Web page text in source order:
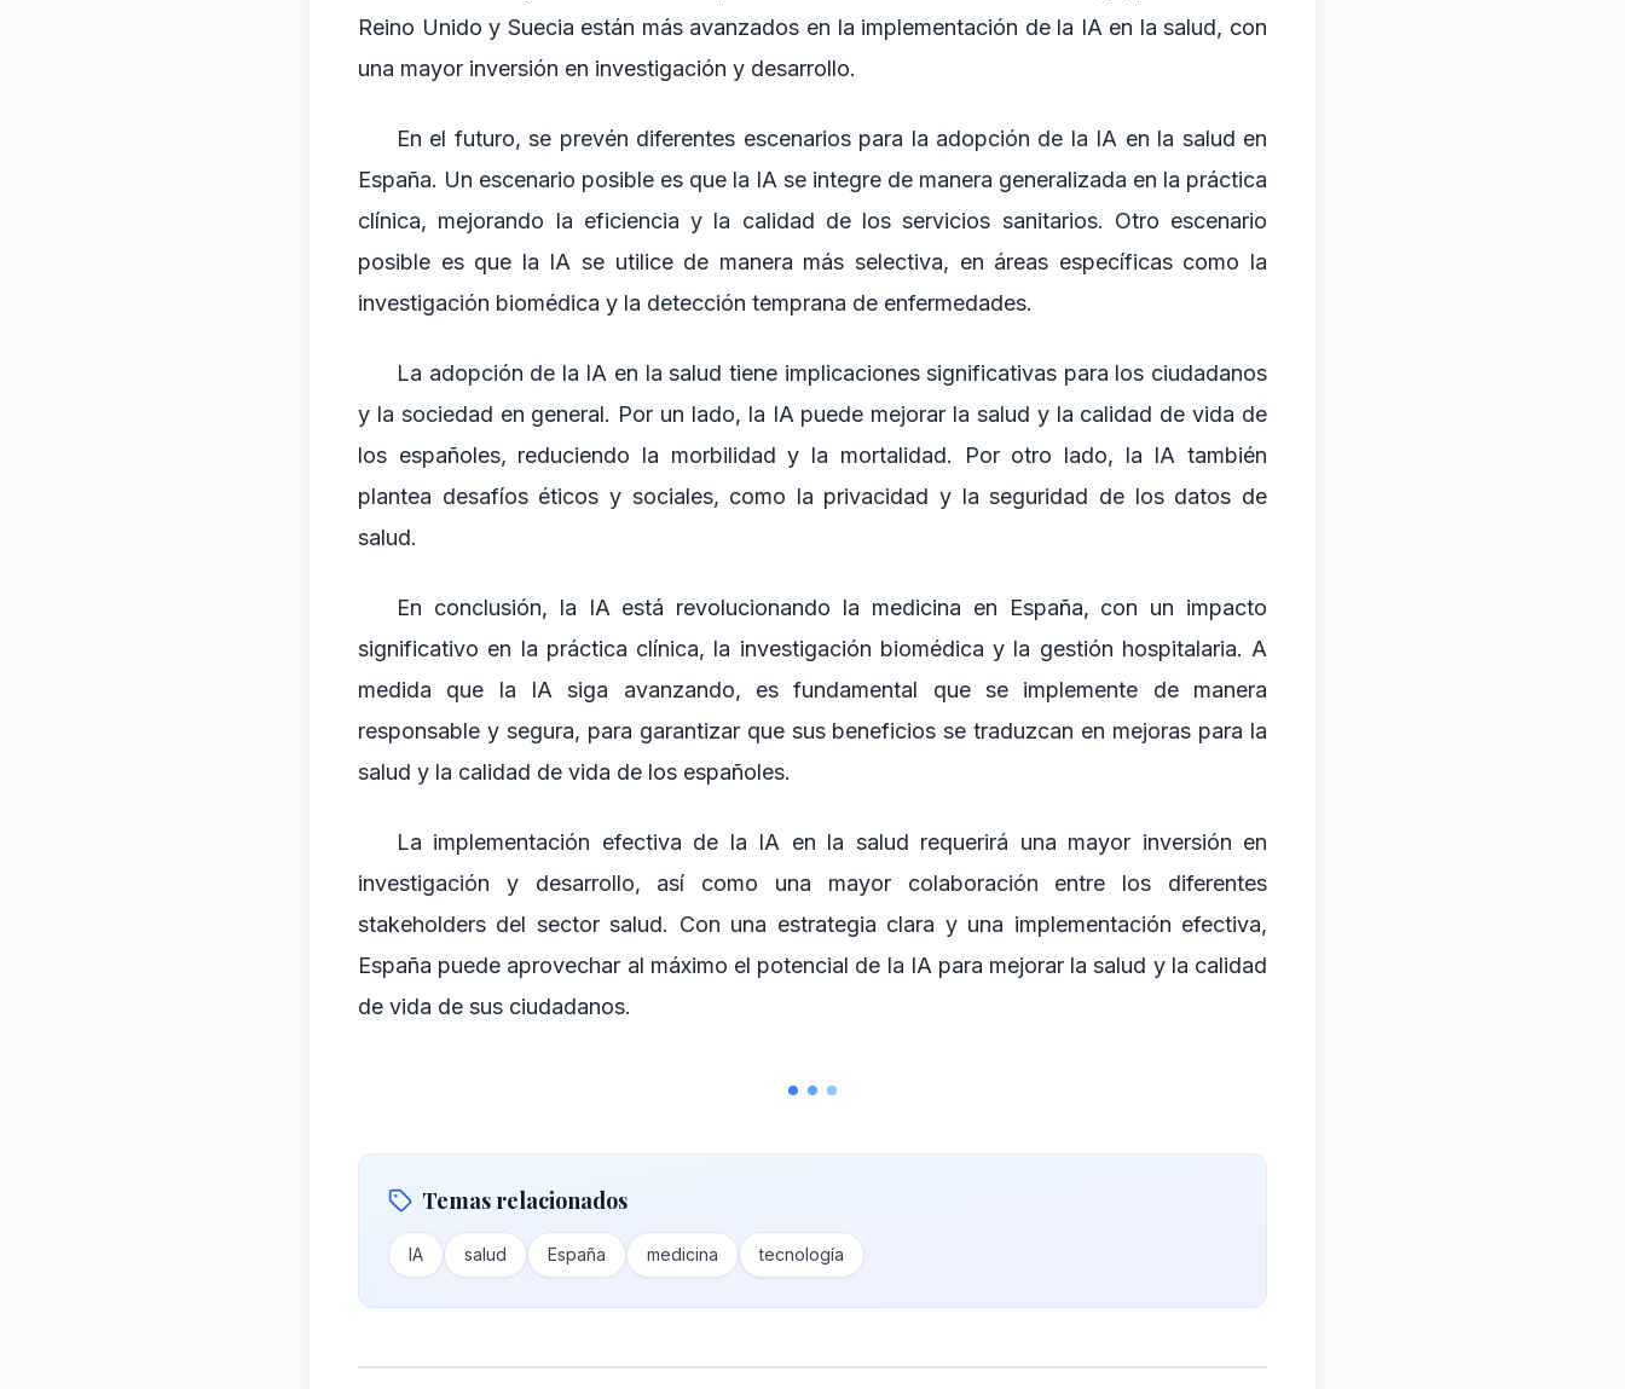
Reino Unido y Suecia están más avanzados en la implementación de la IA en la salud, con
una mayor inversión en investigación y desarrollo.
En el futuro, se prevén diferentes escenarios para la adopción de la IA en la salud en
España. Un escenario posible es que la IA se integre de manera generalizada en la práctica
clínica, mejorando la eficiencia y la calidad de los servicios sanitarios. Otro escenario
posible es que la IA se utilice de manera más selectiva, en áreas específicas como la
investigación biomédica y la detección temprana de enfermedades.
La adopción de la IA en la salud tiene implicaciones significativas para los ciudadanos
y la sociedad en general. Por un lado, la IA puede mejorar la salud y la calidad de vida de
los españoles, reduciendo la morbilidad y la mortalidad. Por otro lado, la IA también
plantea desafíos éticos y sociales, como la privacidad y la seguridad de los datos de
salud.
En conclusión, la IA está revolucionando la medicina en España, con un impacto
significativo en la práctica clínica, la investigación biomédica y la gestión hospitalaria. A
medida que la IA siga avanzando, es fundamental que se implemente de manera
responsable y segura, para garantizar que sus beneficios se traduzcan en mejoras para la
salud y la calidad de vida de los españoles.
La implementación efectiva de la IA en la salud requerirá una mayor inversión en
investigación y desarrollo, así como una mayor colaboración entre los diferentes
stakeholders del sector salud. Con una estrategia clara y una implementación efectiva,
España puede aprovechar al máximo el potencial de la IA para mejorar la salud y la calidad
de vida de sus ciudadanos.
Temas relacionados
IA salud España medicina tecnología